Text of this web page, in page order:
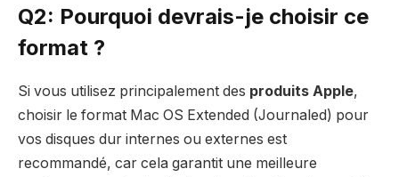
Q2: Pourquoi devrais-je choisir ce
format ?
Si vous utilisez principalement des produits Apple,
choisir le format Mac OS Extended (Journaled) pour
vos disques dur internes ou externes est
recommandé, car cela garantit une meilleure